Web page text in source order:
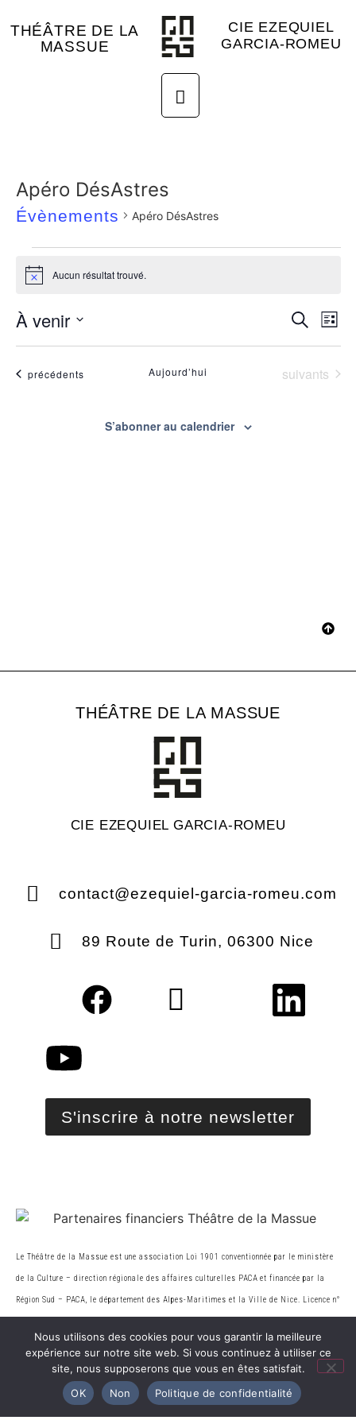
THÉÂTRE DE LA
MASSUE
CIE EZEQUIEL
GARCIA-ROMEU
Apéro DésAstres
Évènements Apéro DésAstres
Avis Aucun résultat trouvé.
et
Recherche
de
Liste
À venir
une
Évènements
précédents Aujourd’hui Évènements
suivants
S’abonner au calendrier
THÉÂTRE DE LA MASSUE
CIE EZEQUIEL GARCIA-ROMEU
contact@ezequiel-garcia-romeu.com
89 Route de Turin, 06300 Nice
S'inscrire à notre newsletter
Le Théâtre de la Massue est une association Loi 1901 conventionnée par le ministère
de la Culture – direction régionale des affaires culturelles PACA et financée par la
Région Sud – PACA, le département des Alpes-Maritimes et la Ville de Nice. Licence n°
© 2026 Théâtre de la Massue. Tous droits réservés
Nous utilisons des cookies pour vous garantir la meilleure
expérience sur notre site web. Si vous continuez à utiliser ce
site, nous supposerons que vous en êtes satisfait.
OK
Non Politique de confidentialité